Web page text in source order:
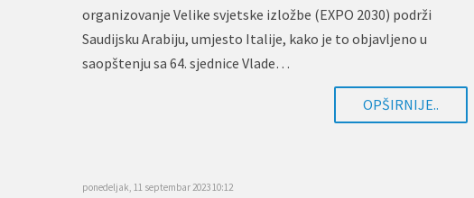
organizovanje Velike svjetske izložbe (EXPO 2030) podrži
Saudijsku Arabiju, umjesto Italije, kako je to objavljeno u
saopštenju sa 64. sjednice Vlade…
OPŠIRNIJE..
ponedeljak, 11 septembar 2023 10:12